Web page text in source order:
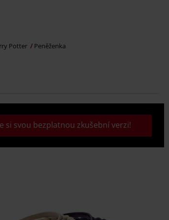
Potter Peněženka
si svou bezplatnou zkušební verzi!